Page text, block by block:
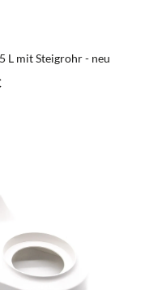
L mit Steigrohr - neu